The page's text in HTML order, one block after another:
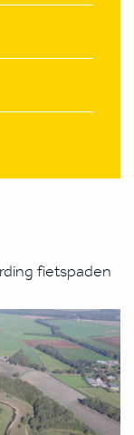
fietspaden